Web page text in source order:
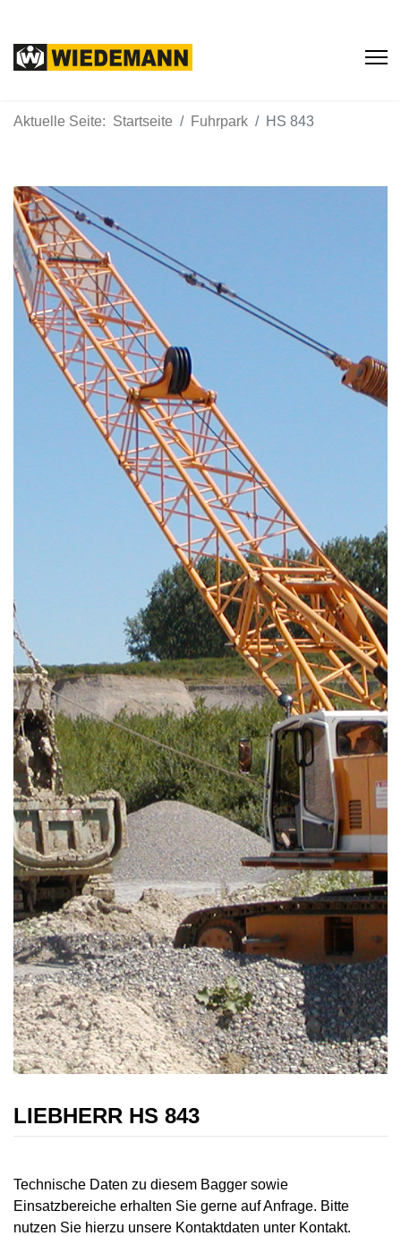
Aktuelle Seite: Startseite Fuhrpark HS 843
LIEBHERR HS 843
Technische Daten zu diesem Bagger sowie
Einsatzbereiche erhalten Sie gerne auf Anfrage. Bitte
nutzen Sie hierzu unsere Kontaktdaten unter Kontakt.